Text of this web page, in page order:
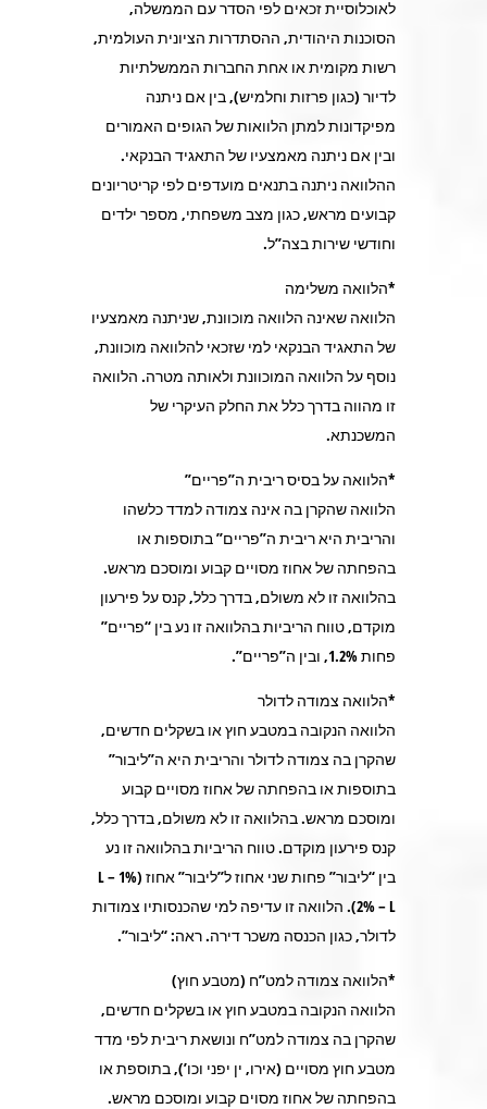
לאוכלוסיית זכאים לפי הסדר עם הממשלה,
הסוכנות היהודית, ההסתדרות הציונית העולמית,
רשות מקומית או אחת החברות הממשלתיות
לדיור (כגון פרזות וחלמיש), בין אם ניתנה
מפיקדונות למתן הלוואות של הגופים האמורים
ובין אם ניתנה מאמצעיו של התאגיד הבנקאי.
ההלוואה ניתנה בתנאים מועדפים לפי קריטריונים
קבועים מראש, כגון מצב משפחתי, מספר ילדים
וחודשי שירות בצה”ל.
*הלוואה משלימה
הלוואה שאינה הלוואה מוכוונת, שניתנה מאמצעיו
של התאגיד הבנקאי למי שזכאי להלוואה מוכוונת,
נוסף על הלוואה המוכוונת ולאותה מטרה. הלוואה
זו מהווה בדרך כלל את החלק העיקרי של
המשכנתא.
*הלוואה על בסיס ריבית ה”פריים”
הלוואה שהקרן בה אינה צמודה למדד כלשהו
והריבית היא ריבית ה”פריים” בתוספות או
בהפחתה של אחוז מסויים קבוע ומוסכם מראש.
בהלוואה זו לא משולם, בדרך כלל, קנס על פירעון
מוקדם, טווח הריביות בהלוואה זו נע בין “פריים”
פחות 1.2%, ובין ה”פריים”.
*הלוואה צמודה לדולר
הלוואה הנקובה במטבע חוץ או בשקלים חדשים,
שהקרן בה צמודה לדולר והריבית היא ה”ליבור”
בתוספות או בהפחתה של אחוז מסויים קבוע
ומוסכם מראש. בהלוואה זו לא משולם, בדרך כלל,
קנס פירעון מוקדם. טווח הריביות בהלוואה זו נע
בין “ליבור” פחות שני אחוז ל”ליבור” אחוז (1% L –
2% – L). הלוואה זו עדיפה למי שהכנסותיו צמודות
לדולר, כגון הכנסה משכר דירה. ראה: “ליבור”.
*הלוואה צמודה למט”ח (מטבע חוץ)
הלוואה הנקובה במטבע חוץ או בשקלים חדשים,
שהקרן בה צמודה למט”ח ונושאת ריבית לפי מדד
מטבע חוץ מסויים (אירו, ין יפני וכו’), בתוספת או
בהפחתה של אחוז מסוים קבוע ומוסכם מראש.